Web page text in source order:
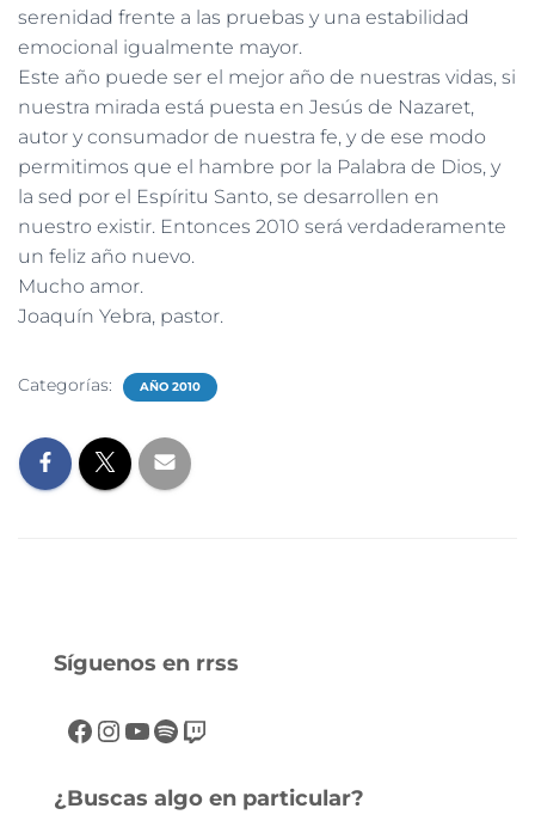
serenidad frente a las pruebas y una estabilidad
emocional igualmente mayor.
Este año puede ser el mejor año de nuestras vidas, si
nuestra mirada está puesta en Jesús de Nazaret,
autor y consumador de nuestra fe, y de ese modo
permitimos que el hambre por la Palabra de Dios, y
la sed por el Espíritu Santo, se desarrollen en
nuestro existir. Entonces 2010 será verdaderamente
un feliz año nuevo.
Mucho amor.
Joaquín Yebra, pastor.
Categorías: AÑO 2010
Síguenos en rrss
¿Buscas algo en particular?